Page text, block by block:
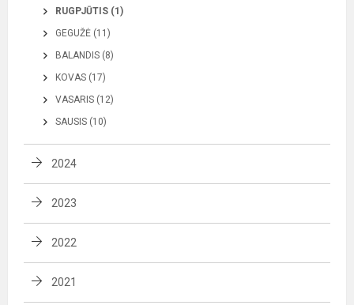
RUGPJŪTIS (1)
GEGUŽĖ (11)
BALANDIS (8)
KOVAS (17)
VASARIS (12)
SAUSIS (10)
2024
2023
2022
2021